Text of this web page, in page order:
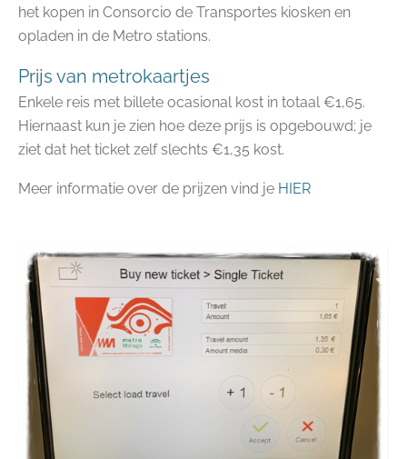
het kopen in Consorcio de Transportes kiosken en
opladen in de Metro stations.
Prijs van metrokaartjes
Enkele reis met billete ocasional kost in totaal €1,65.
Hiernaast kun je zien hoe deze prijs is opgebouwd; je
ziet dat het ticket zelf slechts €1,35 kost.
Meer informatie over de prijzen vind je HIER